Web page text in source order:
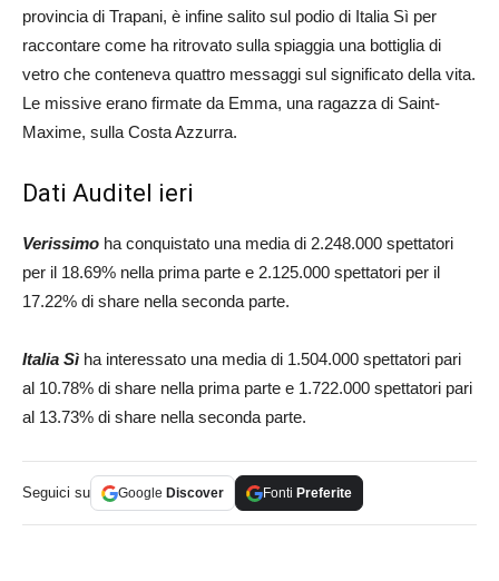
provincia di Trapani, è infine salito sul podio di Italia Sì per
raccontare come ha ritrovato sulla spiaggia una bottiglia di
vetro che conteneva quattro messaggi sul significato della vita.
Le missive erano firmate da Emma, una ragazza di Saint-
Maxime, sulla Costa Azzurra.
Dati Auditel ieri
Verissimo ha conquistato una media di 2.248.000 spettatori
per il 18.69% nella prima parte e 2.125.000 spettatori per il
17.22% di share nella seconda parte.
Italia Sì ha interessato una media di 1.504.000 spettatori pari
al 10.78% di share nella prima parte e 1.722.000 spettatori pari
al 13.73% di share nella seconda parte.
Seguici su Google Discover Fonti Preferite